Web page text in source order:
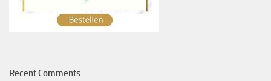
Recent Comments